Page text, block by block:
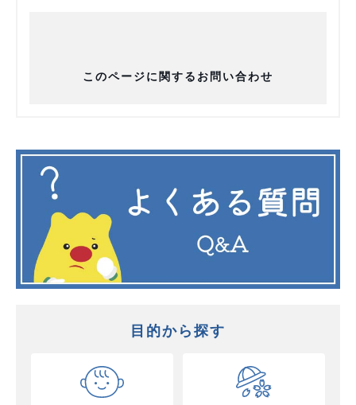
このページに関するお問い合わせ
目的から探す